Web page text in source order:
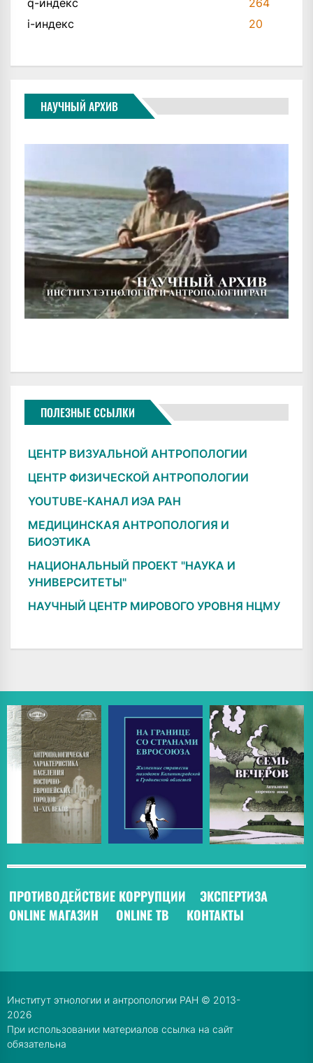
i-индекс
20
НАУЧНЫЙ АРХИВ
ПОЛЕЗНЫЕ ССЫЛКИ
ЦЕНТР ВИЗУАЛЬНОЙ АНТРОПОЛОГИИ
ЦЕНТР ФИЗИЧЕСКОЙ АНТРОПОЛОГИИ
YOUTUBE-КАНАЛ ИЭА РАН
МЕДИЦИНСКАЯ АНТРОПОЛОГИЯ И
БИОЭТИКА
НАЦИОНАЛЬНЫЙ ПРОЕКТ "НАУКА И
УНИВЕРСИТЕТЫ"
НАУЧНЫЙ ЦЕНТР МИРОВОГО УРОВНЯ НЦМУ
ПРОТИВОДЕЙСТВИЕ КОРРУПЦИИ ЭКСПЕРТИЗА
ONLINE МАГАЗИН
ONLINE ТВ КОНТАКТЫ
Институт этнологии и антропологии РАН © 2013-
2026
При использовании материалов ссылка на сайт
обязательна